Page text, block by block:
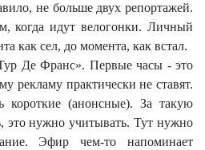
не больше двух репортажей.
когда идут велогонки. Личный
как сел, до момента, как встал.
Де Франс». Первые часы - это
рекламу практически не ставят.
(анонсные). За такую
это нужно учитывать. Тут нужно
Эфир чем-то напоминает